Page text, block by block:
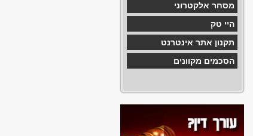
מסחר אלקטרוני
היי טק
תקנון אתר אינטרנט
הסכמים מקוונים